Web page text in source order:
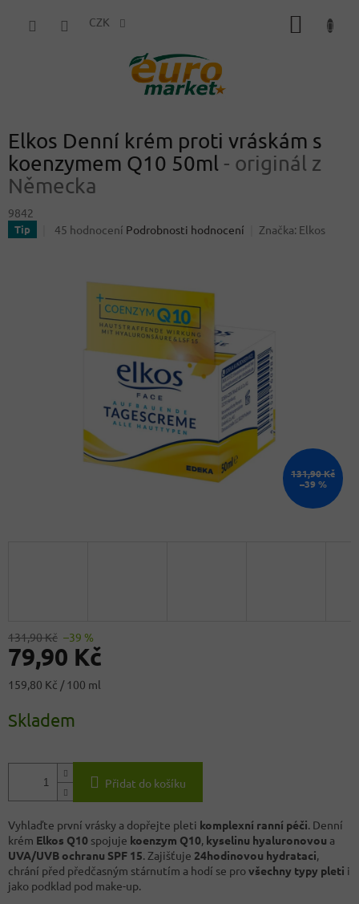
CZK
Elkos Denní krém proti vráskám s
koenzymem Q10 50ml - originál z
Německa
9842
Tip
Průměrné
hvězdiček.
45 hodnocení Podrobnosti hodnocení Značka: Elkos
131,90 Kč
–39 %
131,90 Kč –39 %
79,90 Kč
Měrná
159,80 Kč / 100 ml
Skladem
Přidat do košíku
Vyhlaďte první vrásky a dopřejte pleti komplexní ranní péči. Denní
krém Elkos Q10 spojuje koenzym Q10, kyselinu hyaluronovou a
UVA/UVB ochranu SPF 15. Zajišťuje 24hodinovou hydrataci,
chrání před předčasným stárnutím a hodí se provšechny typy pleti i
jako podklad pod make-up.